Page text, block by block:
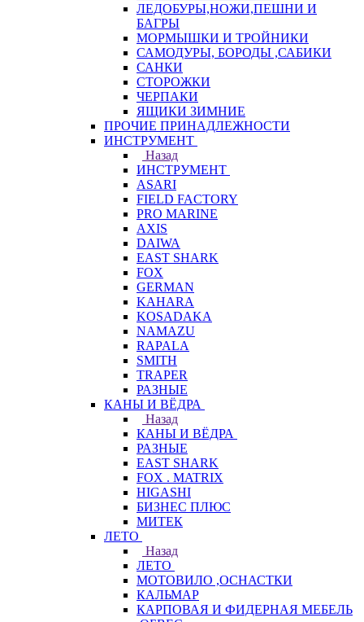
ЛЕДОБУРЫ,НОЖИ,ПЕШНИ И
БАГРЫ
МОРМЫШКИ И ТРОЙНИКИ
САМОДУРЫ, БОРОДЫ ,САБИКИ
САНКИ
СТОРОЖКИ
ЧЕРПАКИ
ЯЩИКИ ЗИМНИЕ
ПРОЧИЕ ПРИНАДЛЕЖНОСТИ
ИНСТРУМЕНТ
Назад
ИНСТРУМЕНТ
ASARI
FIELD FACTORY
PRO MARINE
AXIS
DAIWA
EAST SHARK
FOX
GERMAN
KAHARA
KOSADAKA
NAMAZU
RAPALA
SMITH
TRAPER
РАЗНЫЕ
КАНЫ И ВЁДРА
Назад
КАНЫ И ВЁДРА
РАЗНЫЕ
EAST SHARK
FOX . MATRIX
HIGASHI
БИЗНЕС ПЛЮС
МИТЕК
ЛЕТО
Назад
ЛЕТО
МОТОВИЛО ,ОСНАСТКИ
КАЛЬМАР
КАРПОВАЯ И ФИДЕРНАЯ МЕБЕЛЬ